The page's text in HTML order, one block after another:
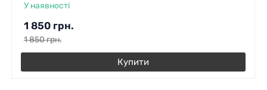
У наявності
1 850 грн.
1 850грн.
Купити